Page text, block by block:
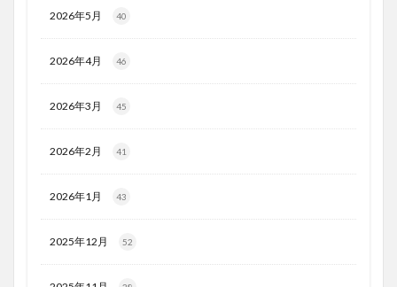
2026年5月 40
2026年4月 46
2026年3月 45
2026年2月 41
2026年1月 43
2025年12月 52